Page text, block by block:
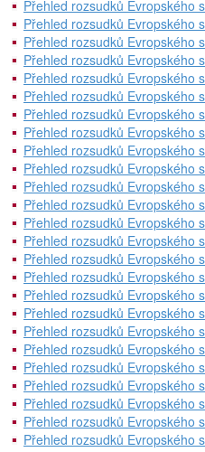
Přehled rozsudků Evropského
Přehled rozsudků Evropského
Přehled rozsudků Evropského
Přehled rozsudků Evropského
Přehled rozsudků Evropského
Přehled rozsudků Evropského
Přehled rozsudků Evropského
Přehled rozsudků Evropského
Přehled rozsudků Evropského
Přehled rozsudků Evropského
Přehled rozsudků Evropského
Přehled rozsudků Evropského
Přehled rozsudků Evropského
Přehled rozsudků Evropského
Přehled rozsudků Evropského
Přehled rozsudků Evropského
Přehled rozsudků Evropského
Přehled rozsudků Evropského
Přehled rozsudků Evropského
Přehled rozsudků Evropského
Přehled rozsudků Evropského
Přehled rozsudků Evropského
Přehled rozsudků Evropského
Přehled rozsudků Evropského
Přehled rozsudků Evropského